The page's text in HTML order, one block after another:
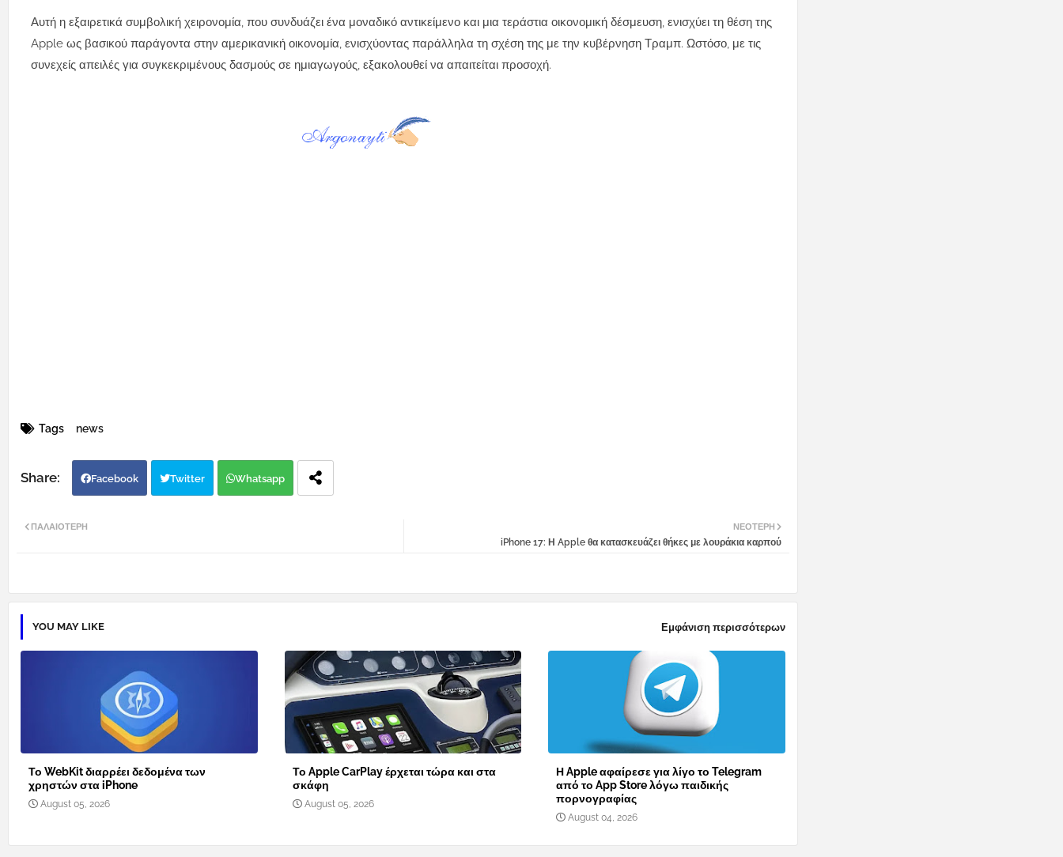
Αυτή η εξαιρετικά συμβολική χειρονομία, που συνδυάζει ένα μοναδικό αντικείμενο και μια τεράστια οικονομική δέσμευση, ενισχύει τη θέση της
Apple ως βασικού παράγοντα στην αμερικανική οικονομία, ενισχύοντας παράλληλα τη σχέση της με την κυβέρνηση Τραμπ. Ωστόσο, με τις
συνεχείς απειλές για συγκεκριμένους δασμούς σε ημιαγωγούς, εξακολουθεί να απαιτείται προσοχή.
Tags news
Facebook Twitter Whatsapp
ΝΕΌΤΕΡΗ
iPhone 17: Η Apple θα κατασκευάζει θήκες με λουράκια καρπού
ΠΑΛΑΙΌΤΕΡΗ
YOU MAY LIKE Εμφάνιση περισσότερων
Το WebKit διαρρέει δεδομένα των
χρηστών στα iPhone
August 05, 2026
Το Apple CarPlay έρχεται τώρα και στα
σκάφη
August 05, 2026
Η Apple αφαίρεσε για λίγο το Telegram
από το App Store λόγω παιδικής
πορνογραφίας
August 04, 2026